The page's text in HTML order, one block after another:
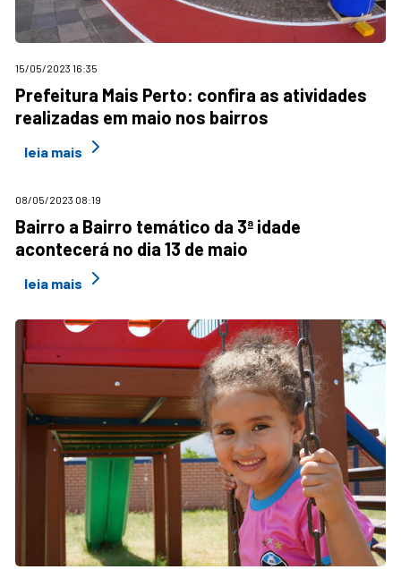
15/05/2023 16:35
Prefeitura Mais Perto: confira as atividades
realizadas em maio nos bairros
leia mais
08/05/2023 08:19
Bairro a Bairro temático da 3ª idade
acontecerá no dia 13 de maio
leia mais